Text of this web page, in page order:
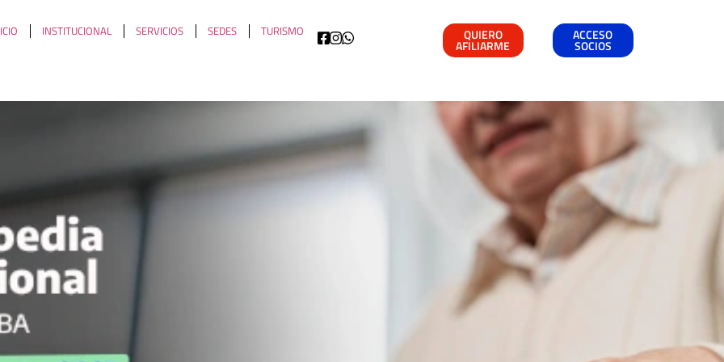
INSTITUCIONAL SERVICIOS SEDES TURISMO QUIERO
AFILIARME
ACCESO
SOCIOS